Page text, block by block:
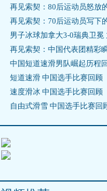
再见索契：80后运动员怒放
再见索契：70后运动员写下
男子冰球加拿大3-0瑞典卫冕
再见索契：中国代表团精彩
中国短道速滑男队崛起历程
短道速滑 中国选手比赛回顾
速度滑冰 中国选手比赛回顾
自由式滑雪 中国选手比赛回